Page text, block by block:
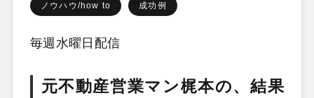
ノウハウ/how to 成功例
毎週水曜日配信
元不動産営業マン梶本の、結果